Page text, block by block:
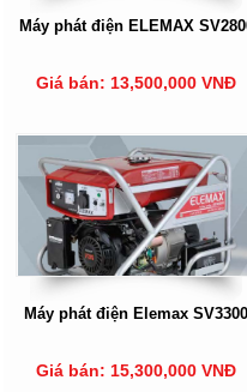
Máy phát điện ELEMAX
Giá bán: 13,500,000 VNĐ
Máy phát điện Elemax SV3300
Giá bán: 15,300,000 VNĐ